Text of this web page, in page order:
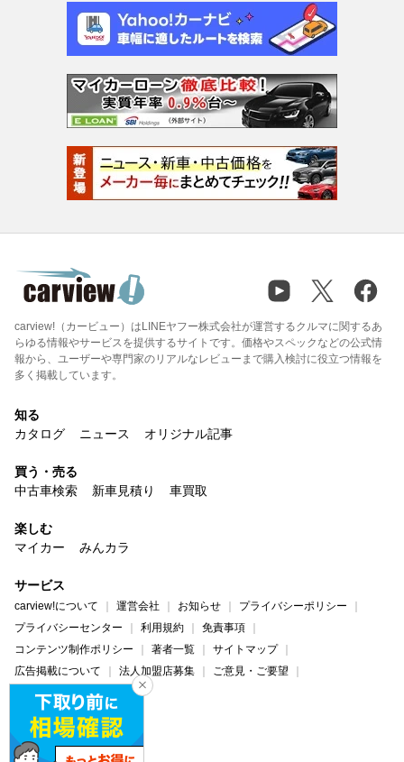
carview!（カービュー）はLINEヤフー株式会社が運営するクルマに関するあ
らゆる情報やサービスを提供するサイトです。価格やスペックなどの公式情
報から、ユーザーや専門家のリアルなレビューまで購入検討に役立つ情報を
多く掲載しています。
知る
カタログ
ニュース オリジナル記事
買う・売る
中古車検索
新車見積り 車買取
楽しむ
マイカー
みんカラ
サービス
carview!について 運営会社 お知らせ
プライバシーポリシー
プライバシーセンター
利用規約
免責事項
コンテンツ制作ポリシー
著者一覧
サイトマップ
広告掲載について
法人加盟店募集
ご意見・ご要望
ヘルプ・お問い合わせ
carview! Yahoo! JAPAN